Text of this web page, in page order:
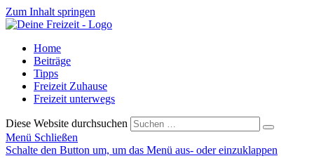
Zum Inhalt springen
Home
Beiträge
Tipps
Freizeit Zuhause
Freizeit unterwegs
Diese Website durchsuchen
Menü Schließen
Schalte den Button um, um das Menü aus- oder einzuklappen